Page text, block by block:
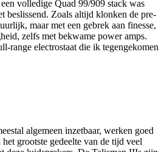
volledige Quad 99/909 stack was
beslissend. Zoals altijd klonken de pre-
maar met een gebrek aan finesse,
zelfs met bekwame power amps.
range electrostaat die ik tegengekomen
algemeen inzetbaar, werken goed
grootste gedeelte van de tijd veel